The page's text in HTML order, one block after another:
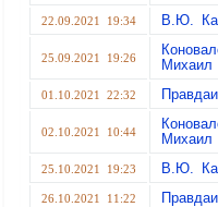
22.09.2021 19:34 В.Ю.
25.09.2021 19:26
Михаил
01.10.2021 22:32
02.10.2021 10:44
Михаил
25.10.2021 19:23 В.Ю.
26.10.2021 11:22